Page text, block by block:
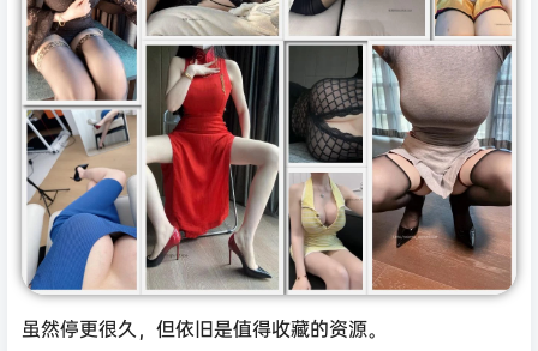
虽然停更很久，但依旧是值得收藏的资源。